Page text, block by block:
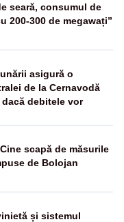
seară, consumul de
200-300 de megawați”
asigură o
de la Cernavodă
debitele vor
scapă de măsurile
de Bolojan
și sistemul